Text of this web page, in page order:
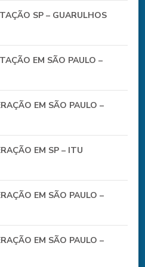
SP – GUARULHOS
EM SÃO PAULO –
EM SÃO PAULO –
EM SP – ITU
EM SÃO PAULO –
EM SÃO PAULO –